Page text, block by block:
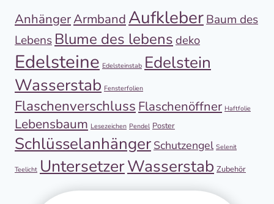
AnhängerArmband AufkleberBaum des
Lebens Blume des lebensdeko
Edelsteine Edelsteinstab Edelstein
Wasserstab Fensterfolien
Flaschenverschluss Flaschenöffner Haftfolie
Lebensbaum Lesezeichen Pendel Poster
Schlüsselanhänger Schutzengel Selenit
Teelicht UntersetzerWasserstab Zubehör